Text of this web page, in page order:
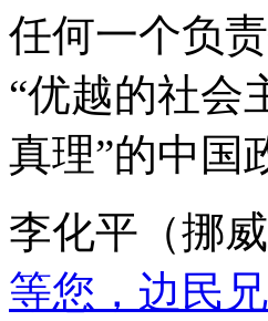
任何一个负
“优越的社会
真理”的中国
李化平（挪威
等您，边民